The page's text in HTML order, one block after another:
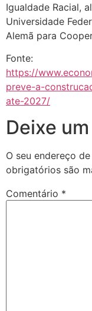
Igualdade Racial,
Universidade
Alemã para
Fonte:
https://
preve-a-
ate-2027/
Deixe
O seu endereço
obrigatórios são
Comentário *